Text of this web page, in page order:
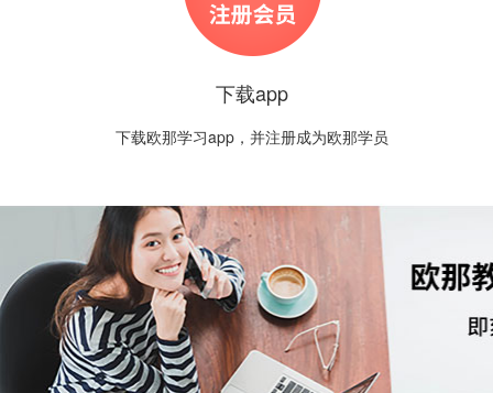
下载app
下载欧那学习app，并注册成为欧那学员